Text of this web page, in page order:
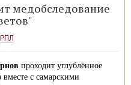
медобследование
РПЛ
проходит углублённое
с самарскими